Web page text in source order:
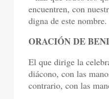
encuentren, con
digna de este nombre.
ORACIÓN DE
El que dirige la
diácono, con las
contrario, con las